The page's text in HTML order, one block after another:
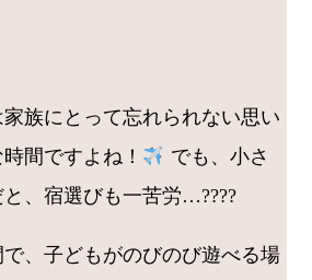
族にとって忘れられない思い
間ですよね！
でも、小さ
、宿選びも一苦労…????
で、子どもがのびのび遊べる場